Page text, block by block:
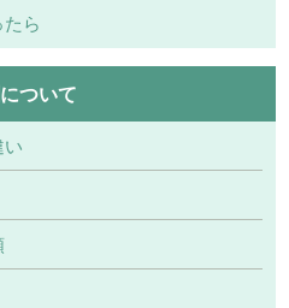
ら
ついて